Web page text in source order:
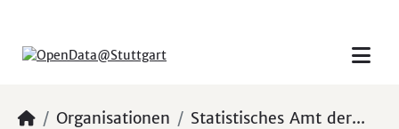
Organisationen
Statistisches Amt der...